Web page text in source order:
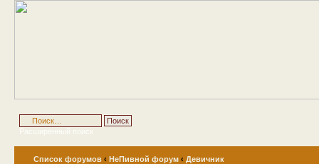
Расширенный поиск
Список форумов ‹ НеПивной форум ‹ Девичник